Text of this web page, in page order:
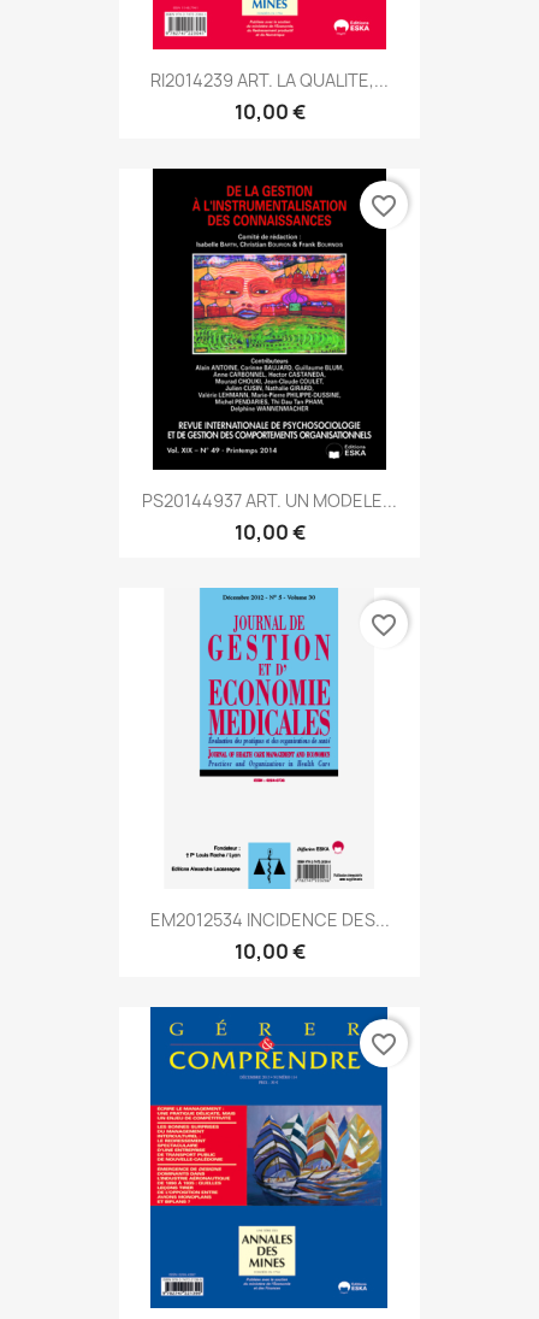
RI2014239 ART. LA QUALITE,...
10,00 €
PS20144937 ART. UN MODELE...
10,00 €
favorite_border
EM2012534 INCIDENCE DES...
10,00 €
favorite_border
favorite_border